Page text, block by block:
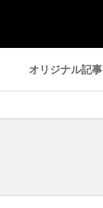
オリジナル記事